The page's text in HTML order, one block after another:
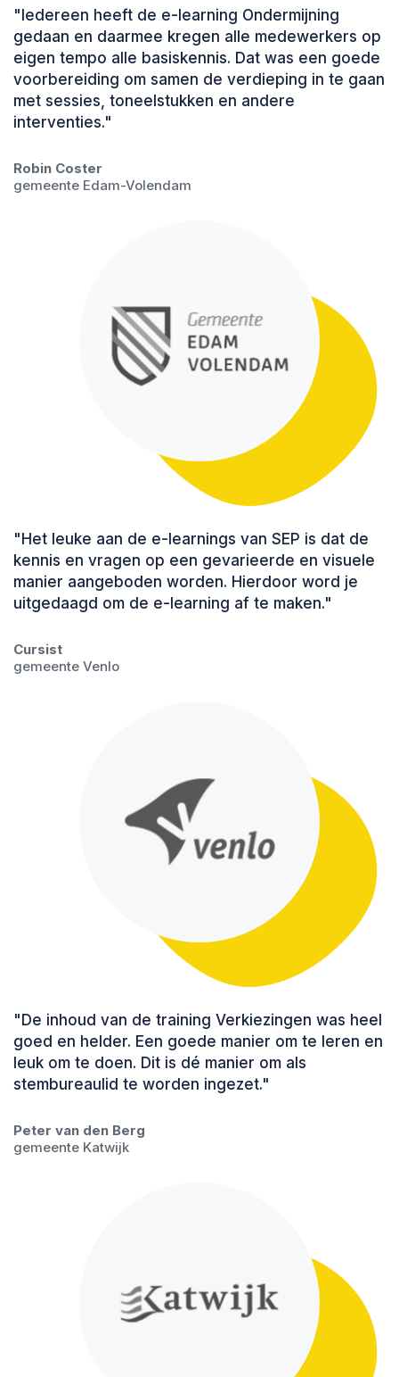
"Iedereen heeft de e-learning Ondermijning
gedaan en daarmee kregen alle medewerkers op
eigen tempo alle basiskennis. Dat was een goede
voorbereiding om samen de verdieping in te gaan
met sessies, toneelstukken en andere
interventies."
Robin Coster
gemeente Edam-Volendam
"Het leuke aan de e-learnings van SEP is dat de
kennis en vragen op een gevarieerde en visuele
manier aangeboden worden. Hierdoor word je
uitgedaagd om de e-learning af te maken."
Cursist
gemeente Venlo
"De inhoud van de training Verkiezingen was heel
goed en helder. Een goede manier om te leren en
leuk om te doen. Dit is dé manier om als
stembureaulid te worden ingezet."
Peter van den Berg
gemeente Katwijk